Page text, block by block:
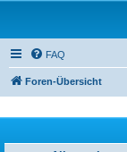
FAQ
Foren-Übersicht